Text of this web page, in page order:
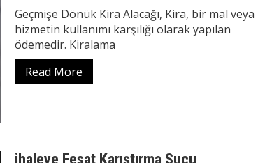
Geçmişe Dönük Kira Alacağı, Kira, bir mal veya
hizmetin kullanımı karşılığı olarak yapılan
ödemedir. Kiralama
Read More
ihaleye Fesat Karıştırma Suçu